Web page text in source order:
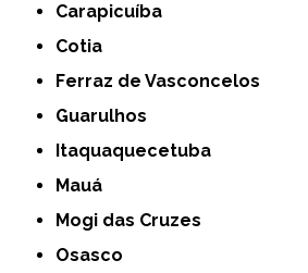
Carapicuíba
Cotia
Ferraz de Vasconcelos
Guarulhos
Itaquaquecetuba
Mauá
Mogi das Cruzes
Osasco